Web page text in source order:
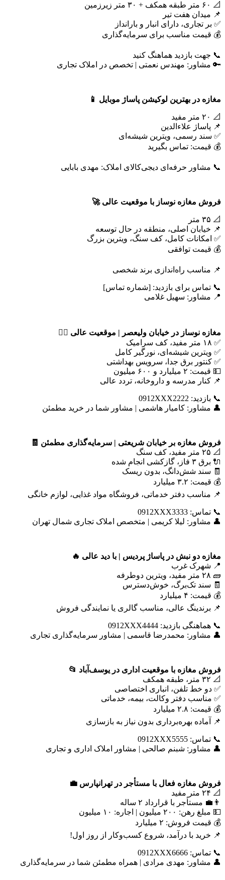
📐 ۶۰ متر طبقه همکف + ۳۰ متر زیرزمین
📌 میدان هفت تیر
✅ بر تجاری، دارای انبار و بارانداز
💰 قیمت مناسب برای سرمایه‌گذاری
📞 جهت بازدید هماهنگ کنید
🔑 مشاور: مهندس نعمتی | تخصص در املاک تجاری
مغازه در بهترین لوکیشن پاساژ موبایل 📱
📐 ۲۰ متر مفید
📌 پاساژ علاءالدین
✅ سند رسمی، ویترین شیشه‌ای
💰 قیمت: تماس بگیرید
📞 مشاور حرفه‌ای دیجی‌کالای املاک: مهدی بابایی
فروش مغازه نوساز با موقعیت عالی 🚀
📐 ۳۵ متر
📌 خیابان اصلی، منطقه در حال توسعه
✅ امکانات کامل، کف سنگ، ویترین بزرگ
💰 قیمت توافقی
📌 مناسب راه‌اندازی برند شخصی
📞 تماس برای بازدید: [شماره تماس]
📍 مشاور: سهیل غلامی
مغازه نوساز در خیابان ولیعصر | موقعیت عالی 🚶‍♂️
✅ ۱۸ متر مفید، کف سرامیک
✅ ویترین شیشه‌ای، نورگیر کامل
✅ کنتور برق جدا، سرویس بهداشتی
💵 قیمت: ۲ میلیارد و ۶۰۰ میلیون
📌 کنار مدرسه و داروخانه، تردد عالی
📞 بازدید: 0912XXX2222
👤 مشاور: کامیار هاشمی | مشاور شما در خرید مطمئن
فروش مغازه بر خیابان شریعتی | سرمایه‌گذاری مطمئن 🧾
📐 ۲۵ متر مفید، کف سنگ
🔌 برق ۳ فاز، گازکشی انجام شده
🧾 سند شش‌دانگ، بدون ریسک
💰 قیمت: ۳.۲ میلیارد
📌 مناسب دفتر خدماتی، فروشگاه مواد غذایی، لوازم خانگی
📞 تماس: 0912XXX3333
👤 مشاور: لیلا کریمی | متخصص املاک تجاری شمال تهران
مغازه دو نبش در پاساژ پردیس | با دید عالی 🔥
📍 شهرک غرب
🧱 ۲۸ متر مفید، ویترین دوطرفه
🧾 سند تک‌برگ، خوش‌دسترس
💰 قیمت: ۴ میلیارد
📌 برندینگ عالی، مناسب گالری یا نمایندگی فروش
📞 هماهنگی بازدید: 0912XXX4444
👤 مشاور: محمدرضا قاسمی | مشاور سرمایه‌گذاری تجاری
فروش مغازه با موقعیت اداری در یوسف‌آباد 📂
📐 ۳۲ متر، طبقه همکف
✅ دو خط تلفن، انباری اختصاصی
✅ مناسب دفتر وکالت، بیمه، خدماتی
💰 قیمت: ۲.۸ میلیارد
📌 آماده بهره‌برداری بدون نیاز به بازسازی
📞 تماس: 0912XXX5555
👤 مشاور: شبنم صالحی | مشاور املاک اداری و تجاری
فروش مغازه فعال با مستأجر در تهرانپارس 💼
📐 ۲۴ متر مفید
👨‍💼 مستأجر با قرارداد ۲ ساله
💵 مبلغ رهن: ۲۰۰ میلیون | اجاره: ۱۰ میلیون
💰 قیمت فروش: ۲ میلیارد
📌 خرید با درآمد، شروع کسب‌وکار از روز اول!
📞 تماس: 0912XXX6666
👤 مشاور: مهدی مرادی | همراه مطمئن شما در سرمایه‌گذاری